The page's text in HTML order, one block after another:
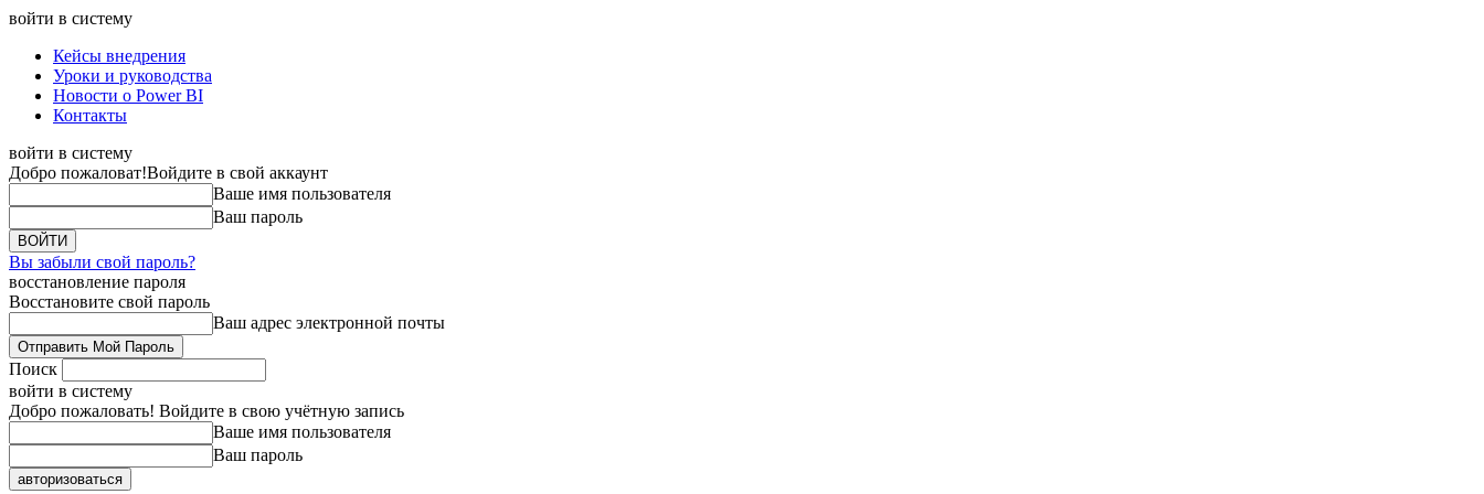
войти в систему
Кейсы внедрения
Уроки и руководства
Новости о Power BI
Контакты
войти в систему
Добро пожаловат!Войдите в свой аккаунт
Ваше имя пользователя
Ваш пароль
Вы забыли свой пароль?
восстановление пароля
Восстановите свой пароль
Ваш адрес электронной почты
Поиск
войти в систему
Добро пожаловать! Войдите в свою учётную запись
Ваше имя пользователя
Ваш пароль